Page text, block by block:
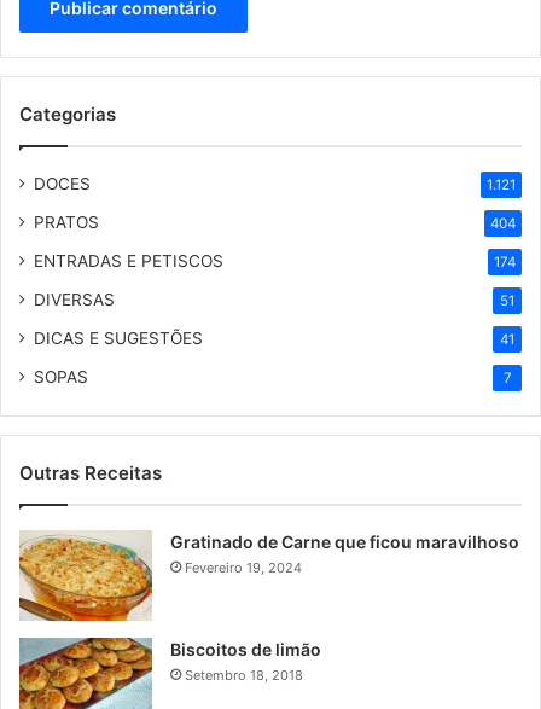
Categorias
DOCES 1.121
PRATOS 404
ENTRADAS E PETISCOS 174
DIVERSAS 51
DICAS E SUGESTÕES 41
SOPAS 7
Outras Receitas
Gratinado de Carne que ficou maravilhoso
Fevereiro 19, 2024
Biscoitos de limão
Setembro 18, 2018